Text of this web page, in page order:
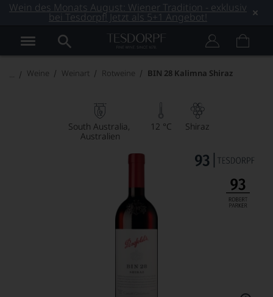
Wein des Monats August: Wiener Tradition - exklusiv
bei Tesdorpf! Jetzt als 5+1 Angebot!
Weine Weinart Rotweine BIN 28 Kalimna Shiraz
South Australia
Australien
12 °C Shiraz